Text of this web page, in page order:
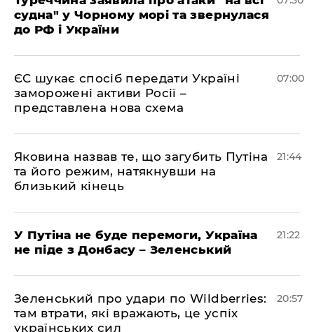
судна" у Чорному морі та звернулася
до РФ і України
ЄС шукає спосіб передати Україні
заморожені активи Росії –
представлена ​​нова схема
07:00
Яковина назвав те, що загубить Путіна
та його режим, натякнувши на
близький кінець
21:44
У Путіна не буде перемоги, Україна
не піде з Донбасу – Зеленський
21:22
Зеленський про удари по Wildberries:
там втрати, які вражають, це успіх
українських сил
20:57